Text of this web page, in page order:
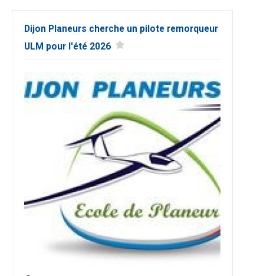
Dijon Planeurs cherche un pilote remorqueur
ULM pour l'été 2026